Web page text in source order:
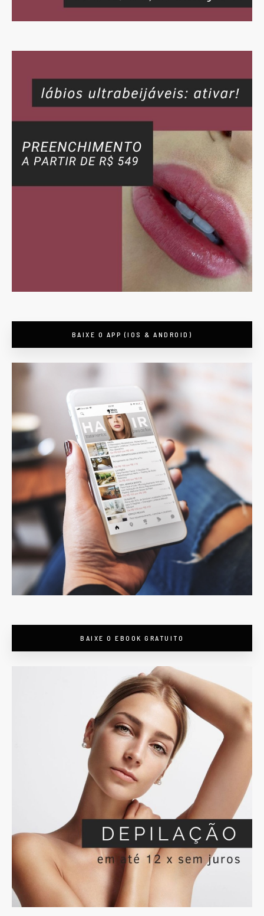
BAIXE O APP (IOS & ANDROID)
BAIXE O EBOOK GRATUITO